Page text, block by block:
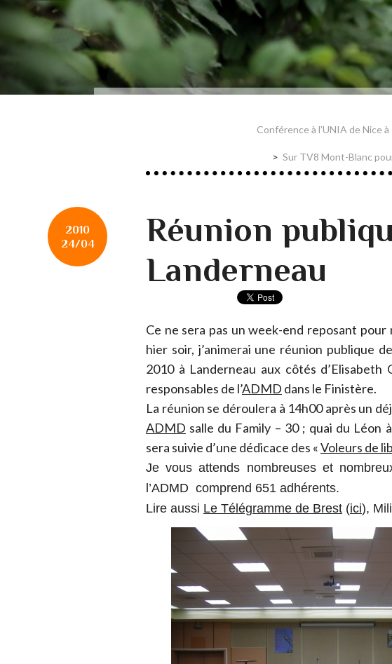
Conférence à l’UNIA de Nice
Sur TV8 Mont-Blanc
2010
24/04
Réunion
Landerneau
Ce ne sera pas un week-end reposant
hier soir, j’animerai une réunion publique de
2010 à Landerneau aux côtés d’Elisabeth
responsables de l’ADMD dans le Finistère.
La réunion se déroulera à 14h00 après un
ADMD salle du Family – 30 ; quai du Léon
sera suivie d’une dédicace des «Voleurs de
Je vous attends nombreuses et
l’ADMD comprend 651 adhérents.
Lire aussi Le Télégramme de Brest (ici),